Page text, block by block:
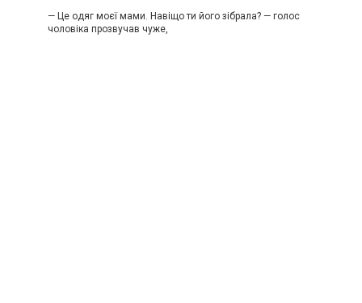
— Це одяг моєї мами. Навіщо ти його зібрала? — голос
чоловіка прозвучав чуже,